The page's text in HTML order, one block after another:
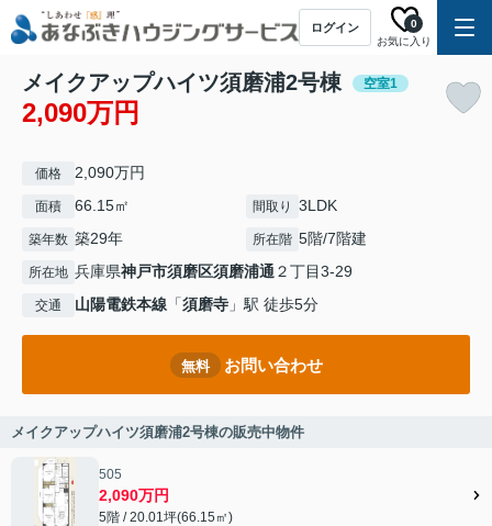
ログイン
お気に入り
0
メイクアップハイツ須磨浦2号棟 空室1
2,090万円
価格 2,090万円
面積 66.15㎡ 間取り 3LDK
築年数 築29年 所在階 5階/7階建
所在地 兵庫県神戸市須磨区須磨浦通 ２丁目3-29
交通 山陽電鉄本線 「須磨寺 」駅 徒歩5分
無料 お問い合わせ
メイクアップハイツ須磨浦2号棟の販売中物件
505
2,090万円
5階 / 20.01坪(66.15㎡)